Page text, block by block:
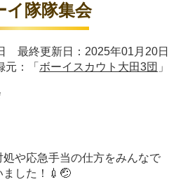
イ隊隊集会
最終更新日：2025年01月20日
元：「 ボーイスカウト大田3団 」
や応急手当の仕方をみんなで
ました！💉🤕